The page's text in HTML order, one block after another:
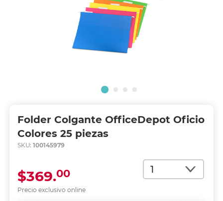
Folder Colgante OfficeDepot Oficio
Colores 25 piezas
SKU: 100145979
Cantidad
Precio exclusivo online
$369.00